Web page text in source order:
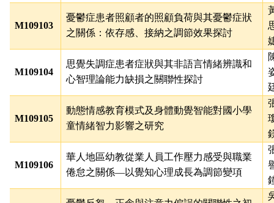
M109103
憂鬱症患者照顧者的照顧負荷與其憂鬱症狀
之關係：依存感、接納之調節效果探討
M109104
思覺失調症患者症狀與其非語言情緒辨識和
心智理論能力缺損之關聯性探討
M109105
動態情感教育模式及身體動覺智能對國小學
童情緒智力影響之研究
M109106
華人地區幼教從業人員工作壓力感受與職業
倦怠之關係—以覺知心理成長為調節變項